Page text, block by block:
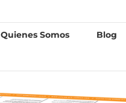
Quienes Somos Blog